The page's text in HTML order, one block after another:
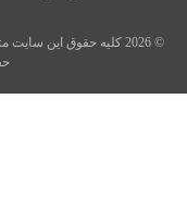
© 2026 کلیه حقوق این